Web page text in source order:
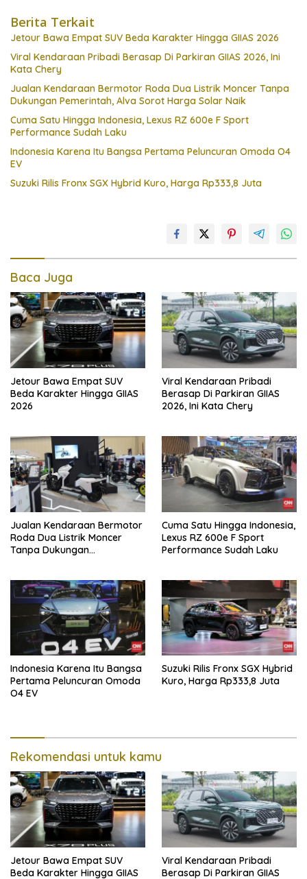
Berita Terkait
Jetour Bawa Empat SUV Beda Karakter Hingga GIIAS 2026
Viral Kendaraan Pribadi Berasap Di Parkiran GIIAS 2026, Ini
Kata Chery
Jualan Kendaraan Bermotor Roda Dua Listrik Moncer Tanpa
Dukungan Pemerintah, Alva Sorot Harga Solar Naik
Cuma Satu Hingga Indonesia, Lexus RZ 600e F Sport
Performance Sudah Laku
Indonesia Karena Itu Bangsa Pertama Peluncuran Omoda O4
EV
Suzuki Rilis Fronx SGX Hybrid Kuro, Harga Rp333,8 Juta
Baca Juga
Jetour Bawa Empat SUV
Beda Karakter Hingga GIIAS
2026
Viral Kendaraan Pribadi
Berasap Di Parkiran GIIAS
2026, Ini Kata Chery
Jualan Kendaraan Bermotor
Roda Dua Listrik Moncer
Tanpa Dukungan
Cuma Satu Hingga Indonesia,
Lexus RZ 600e F Sport
Performance Sudah Laku
Indonesia Karena Itu Bangsa
Pertama Peluncuran Omoda
O4 EV
Suzuki Rilis Fronx SGX Hybrid
Kuro, Harga Rp333,8 Juta
Rekomendasi untuk kamu
Jetour Bawa Empat SUV
Beda Karakter Hingga GIIAS
Viral Kendaraan Pribadi
Berasap Di Parkiran GIIAS